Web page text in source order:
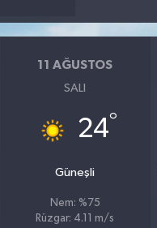
11 AĞUSTOS
SALI
24°
Güneşli
Nem: %75
Rüzgar: 4.11 m/s